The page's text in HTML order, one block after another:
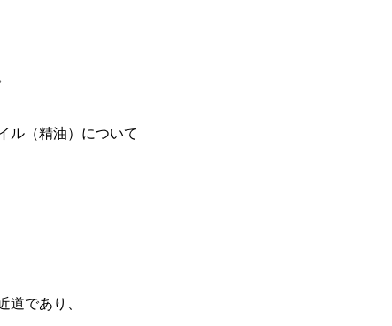
ル（精油）について
道であり、